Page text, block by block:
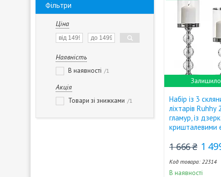
Фільтри
Ціна
Наявність
В наявності 1
Акція
Товари зі знижками 1
Набір із 3
ліхтарів Ruhhy
гламур, із
кришталевими
1 666 ₴ 1
22314
В наявності